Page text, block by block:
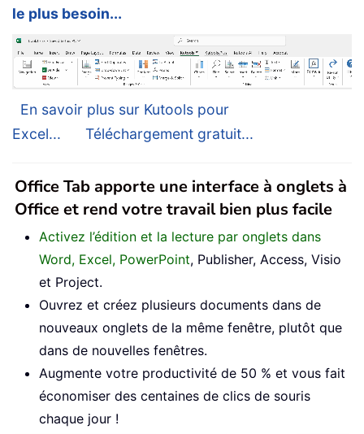
le plus besoin...
En savoir plus sur Kutools pour
Excel...
Téléchargement gratuit...
Office Tab apporte une interface à onglets à
Office et rend votre travail bien plus facile
Activez l’édition et la lecture par onglets dans
Word, Excel, PowerPoint, Publisher, Access, Visio
et Project.
Ouvrez et créez plusieurs documents dans de
nouveaux onglets de la même fenêtre, plutôt que
dans de nouvelles fenêtres.
Augmente votre productivité de 50 % et vous fait
économiser des centaines de clics de souris
chaque jour !